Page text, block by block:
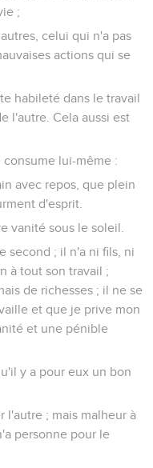
;
celui qui n'a pas
actions qui se
habileté dans le travail
l'autre. Cela aussi est
consume lui-même :
avec repos, que plein
d'esprit.
vanité sous le soleil.
second ; il n'a ni fils, ni
à tout son travail ;
de richesses ; il ne se
et que je prive mon
et une pénible
y a pour eux un bon
l'autre ; mais malheur à
personne pour le